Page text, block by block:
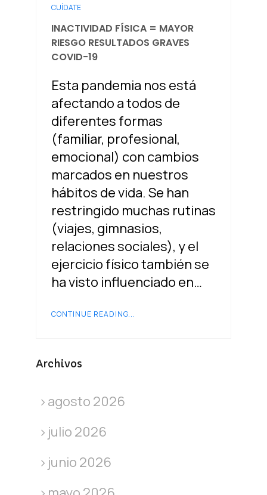
CUÍDATE
INACTIVIDAD FÍSICA = MAYOR
RIESGO RESULTADOS GRAVES
COVID-19
Esta pandemia nos está
afectando a todos de
diferentes formas
(familiar, profesional,
emocional) con cambios
marcados en nuestros
hábitos de vida. Se han
restringido muchas rutinas
(viajes, gimnasios,
relaciones sociales), y el
ejercicio físico también se
ha visto influenciado en…
CONTINUE READING...
Archivos
agosto 2026
julio 2026
junio 2026